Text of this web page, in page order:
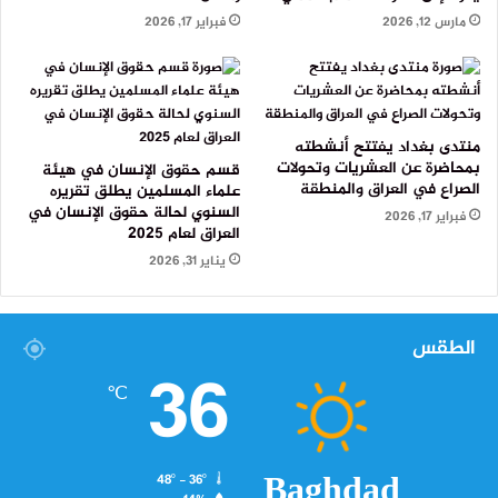
والقصاص من مرتكبي مثل هذه الجرائم ليشكل ذلك رادعا
حقيقيا ويضمن سلامة الصحفيين”.
مراسلون بلا حدود: صحفيو العراق يواجهون تهديدات من جميع الجهات
في ظل ضعف الدولة التي تفشل في واجب حمايتهم
وبعد واحد وعشرين عامًا من احتلال البلاد يصنف العراق بين
أخطر الدول على حياة الصحفيين المخلصين لجوهر المهنة،
مارس 12, 2026 فبراير 17, 2026
منتدى بغداد يفتتح أنشطته
بمحاضرة عن العشريات وتحولات
الصراع في العراق والمنطقة
فبراير 17, 2026
قسم حقوق الإنسان في هيئة
علماء المسلمين يطلق تقريره
السنوي لحالة حقوق الإنسان في
العراق لعام 2025
يناير 31, 2026
الطقس
36
℃